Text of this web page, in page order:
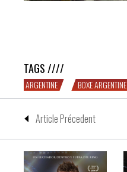
TAGS ////
ARGENTINE BOXE ARGENTINE
Article Précedent